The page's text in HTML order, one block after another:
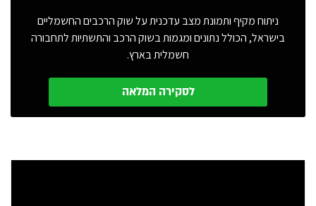
ניתוח מקיף ותמונת מצב עדכנית על שוק הרכבים החשמליים
בישראל, הכולל נתונים ומגמות בשוק הרכב והתשתיות לתחבורה
חשמלית בארץ.
לסקירה המלאה